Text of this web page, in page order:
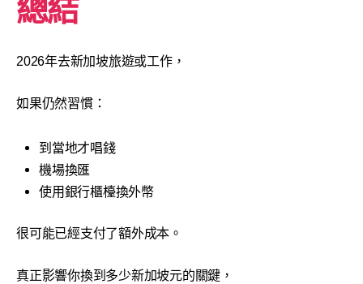
總結
2026年去新加坡旅遊或工作，
如果仍然習慣：
到當地才唱錢
機場換匯
使用銀行櫃檯換外幣
很可能已經支付了額外成本。
真正影響你換到多少新加坡元的關鍵，